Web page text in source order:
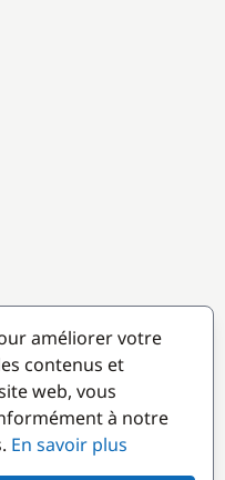
améliorer votre
contenus et
web, vous
à notre
En savoir plus